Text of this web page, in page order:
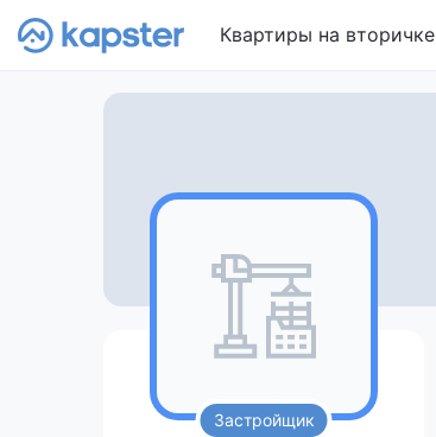
Квартиры на вторичке
Застройщик